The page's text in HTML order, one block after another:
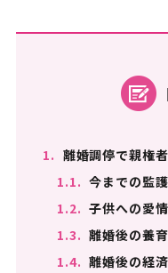
1. 離婚調停で親権
1.1. 今までの監
1.2. 子供への愛情
1.3. 離婚後の養
1.4. 離婚後の経